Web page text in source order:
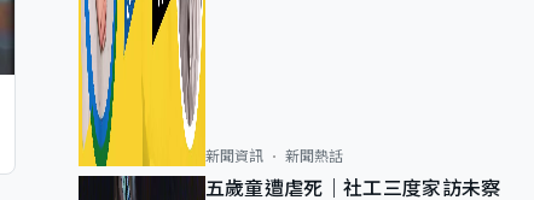
新聞資訊 新聞熱話
五歲童遭虐死｜社工三度家訪未察